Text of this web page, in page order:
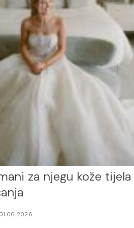
za njegu kože tijela
01.06.2026.